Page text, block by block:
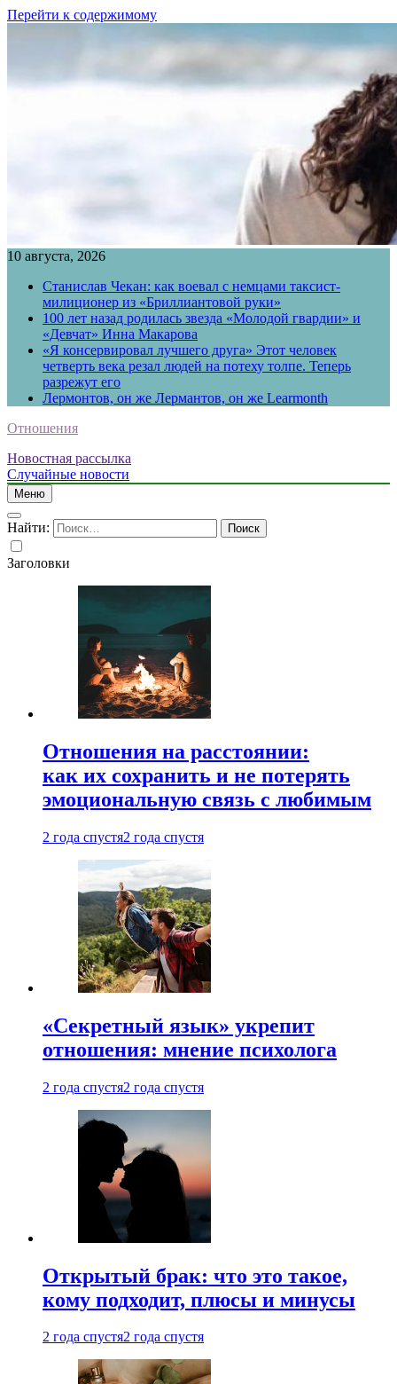
Перейти к содержимому
10 августа, 2026
Станислав Чекан: как воевал с немцами таксист-
милиционер из «Бриллиантовой руки»
100 лет назад родилась звезда «Молодой гвардии» и
«Девчат» Инна Макарова
«Я консервировал лучшего друга» Этот человек
четверть века резал людей на потеху толпе. Теперь
разрежут его
Лермонтов, он же Лермантов, он же Learmonth
Отношения
Новостная рассылка
Случайные новости
Меню
Найти:
Заголовки
Отношения на расстоянии:
как их сохранить и не потерять
эмоциональную связь с любимым
2 года спустя2 года спустя
«Секретный язык» укрепит
отношения: мнение психолога
2 года спустя2 года спустя
Открытый брак: что это такое,
кому подходит, плюсы и минусы
2 года спустя2 года спустя